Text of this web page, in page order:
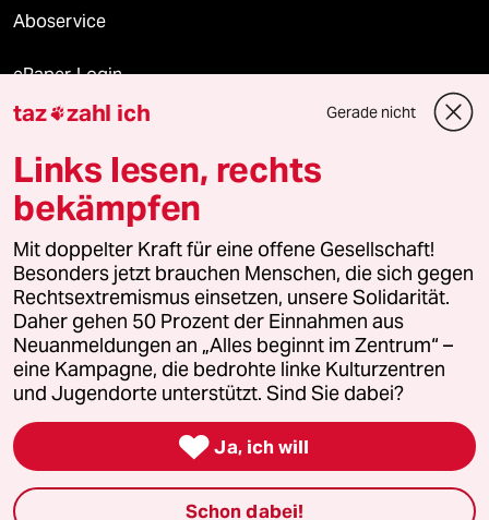
Aboservice
ePaper Login
Downloads für Abonnierende
© 2026 taz Verlags und Vertriebs GmbH
Alle Rechte vorbehalten. Bei rechtlichen Fragen oder für Genehmigungen
wenden Sie sich bitte an lizenzen@taz.de
Feedback Redaktionsstatut Kommune-Richtlinien
Leitlinie Informant Datenschutz Impressum AGB
Seitenwende Einwilligungen widerrufen (Ads)
taz zahl ich Gerade nicht
Links lesen, rechts
bekämpfen
Mit doppelter Kraft für eine offene Gesellschaft!
Besonders jetzt brauchen Menschen, die sich gegen
Rechtsextremismus einsetzen, unsere Solidarität.
Daher gehen 50 Prozent der Einnahmen aus
Neuanmeldungen an „Alles beginnt im Zentrum“ –
eine Kampagne, die bedrohte linke Kulturzentren
und Jugendorte unterstützt. Sind Sie dabei?
 Ja, ich will
Schon dabei!